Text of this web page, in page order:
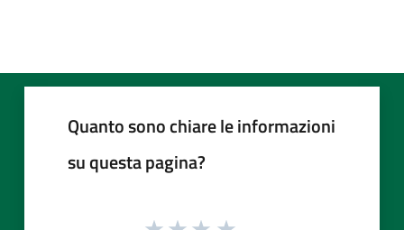
Quanto sono chiare le informazioni
su questa pagina?